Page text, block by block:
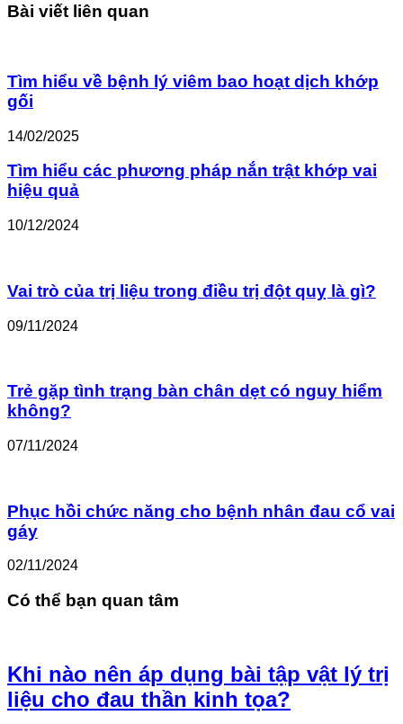
Bài viết liên quan
Tìm hiểu về bệnh lý viêm bao hoạt dịch khớp
gối
14/02/2025
Tìm hiểu các phương pháp nắn trật khớp vai
hiệu quả
10/12/2024
Vai trò của trị liệu trong điều trị đột quỵ là gì?
09/11/2024
Trẻ gặp tình trạng bàn chân dẹt có nguy hiểm
không?
07/11/2024
Phục hồi chức năng cho bệnh nhân đau cổ vai
gáy
02/11/2024
Có thể bạn quan tâm
Khi nào nên áp dụng bài tập vật lý trị
liệu cho đau thần kinh tọa?